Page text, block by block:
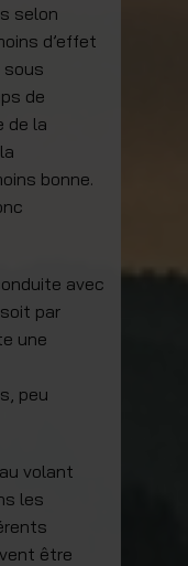
selon
d’effet
sous
de
de la
bonne.
avec
par
une
peu
volant
les
être